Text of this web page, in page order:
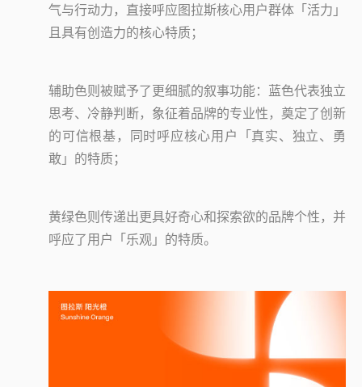
气与行动力，直接呼应图拉斯核心用户群体「活力」
且具有创造力的核心特质；
辅助色则被赋予了更细腻的叙事功能：蓝色代表独立
思考、冷静判断，象征着品牌的专业性，奠定了创新
的可信根基，同时呼应核心用户「真实、独立、勇
敢」的特质；
黄绿色则传递出更具好奇心和探索欲的品牌个性，并
呼应了用户「乐观」的特质。